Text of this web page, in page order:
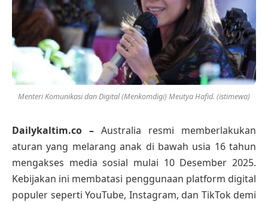
Menteri Komunikasi dan Digital (Menkomdigi) Meutya Hafid. (istimewa)
Dailykaltim.co – Australia resmi memberlakukan
aturan yang melarang anak di bawah usia 16 tahun
mengakses media sosial mulai 10 Desember 2025.
Kebijakan ini membatasi penggunaan platform digital
populer seperti YouTube, Instagram, dan TikTok demi